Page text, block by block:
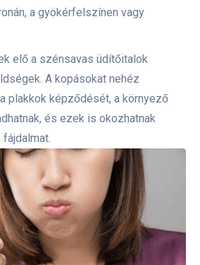
a gyökérfelszínen vagy
elő a szénsavas üdítőitalok
A kopásokat nehéz
plakkok képződését, a környező
és ezek is okozhatnak